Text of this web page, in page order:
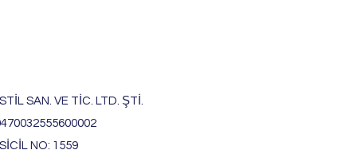
SAN. VE TİC. LTD. ŞTİ.
NO: 1559